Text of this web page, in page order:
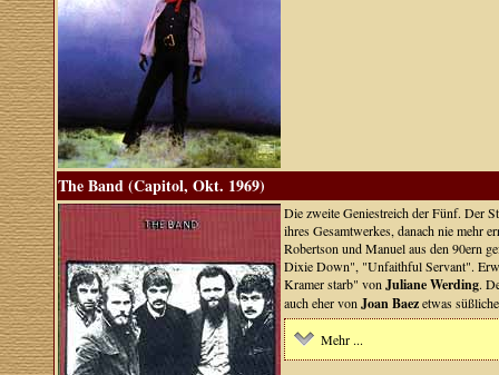
The Band (Capitol, Okt. 1969)
Die zweite Geniestreich der Fünf. Der
ihres Gesamtwerkes, danach nie mehr
Robertson und Manuel aus den 90ern
Dixie Down", "Unfaithful Servant".
Kramer starb" von Juliane Werding.
auch eher von Joan Baezetwas
Mehr ...